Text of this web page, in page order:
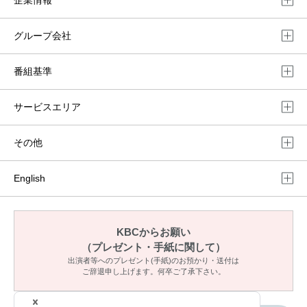
グループ会社
番組基準
サービスエリア
その他
English
KBCからお願い
（プレゼント・手紙に関して）
出演者等へのプレゼント(手紙)のお預かり・送付は
ご辞退申し上げます。何卒ご了承下さい。